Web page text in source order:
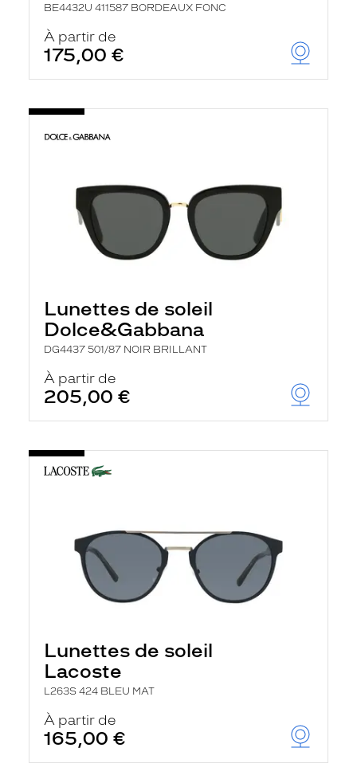
BE4432U 411587 BORDEAUX FONC
À partir de
175,00 €
Lunettes de soleil
Dolce&Gabbana
DG4437 501/87 NOIR BRILLANT
À partir de
205,00 €
Lunettes de soleil
Lacoste
L263S 424 BLEU MAT
À partir de
165,00 €